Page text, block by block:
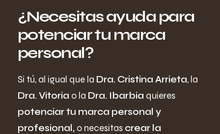
¿Necesitas ayuda para
potenciar tu marca
personal?
Si tú, al igual que la Dra. Cristina Arrieta, la
Dra. Vitoria o la Dra. Ibarbia quieres
potenciar tu marca personal y
profesional, o necesitas crear la